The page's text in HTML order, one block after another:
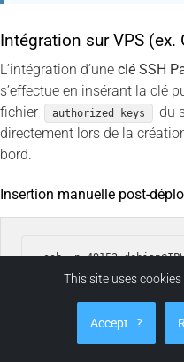
Intégration sur VPS (ex.
L’intégration d’une clé SSH
s’effectue en insérant la clé
fichier
authorized_keys
du
directement lors de la
bord.
Insertion manuelle post-
Ensuite, déchiffrez
conteneur chiffré :
This site uses
Accept ?